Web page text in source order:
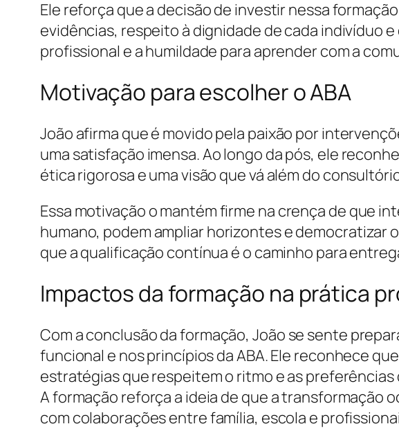
Ele reforça que a decisão de investir nessa
evidências, respeito à dignidade de cada indivíduo
profissional e a humildade para aprender com a
Motivação para escolher o ABA
João afirma que é movido pela paixão por
uma satisfação imensa. Ao longo da pós, ele
ética rigorosa e uma visão que vá além do
Essa motivação o mantém firme na crença de que
humano, podem ampliar horizontes e democratizar
que a qualificação contínua é o caminho para
Impactos da formação na prática
Com a conclusão da formação, João se sente
funcional e nos princípios da ABA. Ele reconhece
estratégias que respeitem o ritmo e as
A formação reforça a ideia de que a transformação
com colaborações entre família, escola e